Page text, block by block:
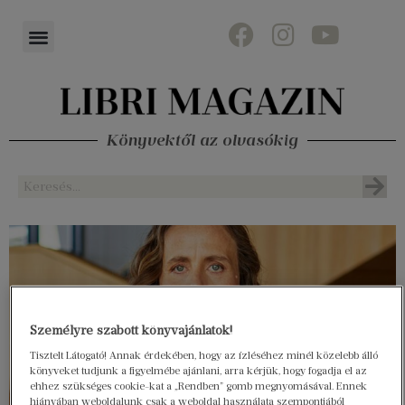
Könyvektől az olvasókig
Személyre szabott könyvajánlatok!
Tisztelt Látogató! Annak érdekében, hogy az ízléséhez minél közelebb álló
könyveket tudjunk a figyelmébe ajánlani, arra kérjük, hogy fogadja el az
ehhez szükséges cookie-kat a „Rendben” gomb megnyomásával. Ennek
hiányában weboldalunk csak a weboldal használata szempontjából